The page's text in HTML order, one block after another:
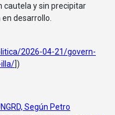
cautela y sin precipitar
desarrollo.
2026-04-21/govern-
illa/])
Según Petro